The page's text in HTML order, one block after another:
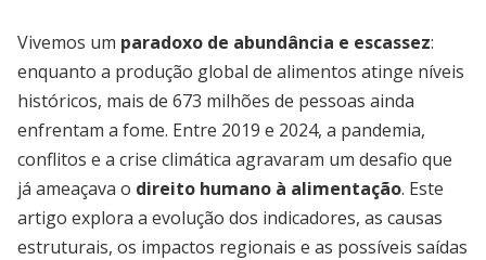
Vivemos um paradoxo de abundância e escassez:
enquanto a produção global de alimentos atinge níveis
históricos, mais de 673 milhões de pessoas ainda
enfrentam a fome. Entre 2019 e 2024, a pandemia,
conflitos e a crise climática agravaram um desafio que
já ameaçava o direito humano à alimentação. Este
artigo explora a evolução dos indicadores, as causas
estruturais, os impactos regionais e as possíveis saídas